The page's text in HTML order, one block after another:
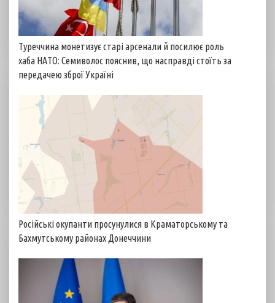
Туреччина монетизує старі арсенали й посилює роль
хаба НАТО: Семиволос пояснив, що насправді стоїть за
передачею зброї Україні
Російські окупанти просунулися в Краматорському та
Бахмутському районах Донеччини